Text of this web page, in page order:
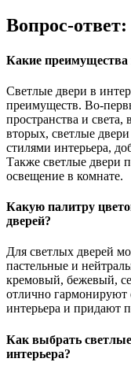
Вопрос-ответ:
Какие преимущества
Светлые двери в
преимуществ. Во-
пространства и
вторых, светлые
стилями интерьера,
Также светлые двери
освещение в комнате.
Какую палитру
дверей?
Для светлых дверей
пастельные и
кремовый, бежевый,
отлично
интерьера и придают
Как выбрать
интерьера?